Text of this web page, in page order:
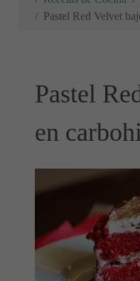
Pastel Red Velvet
Pastel
en